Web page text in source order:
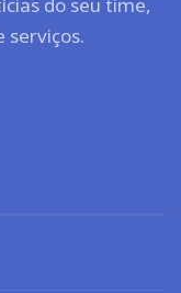
do seu time,
serviços.